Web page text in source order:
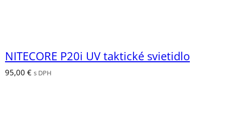
NITECORE P20i UV taktické svietidlo
95,00 € s DPH